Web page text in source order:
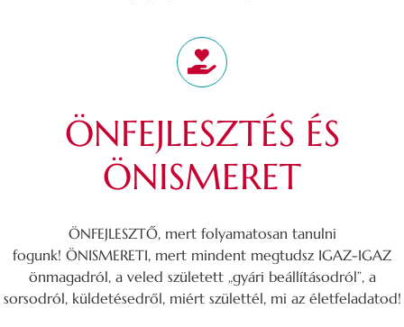
ÖNFEJLESZTÉS ÉS
ÖNISMERET
ÖNFEJLESZTŐ, mert folyamatosan tanulni
fogunk! ÖNISMERETI, mert mindent megtudsz IGAZ-IGAZ
önmagadról, a veled született „gyári beállításodról”, a
sorsodról, küldetésedről, miért születtél, mi az életfeladatod!